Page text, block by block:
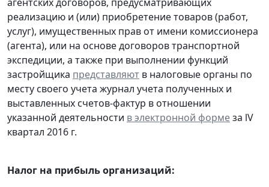
реализацию и (или) приобретение товаров (работ,
услуг), имущественных прав от имени комиссионера
(агента), или на основе договоров транспортной
экспедиции, а также при выполнении функций
застройщика представляют в налоговые органы по
месту своего учета журнал учета полученных и
выставленных счетов-фактур в отношении
указанной деятельности в электронной формеза lV
квартал 2016 г.
Налог на прибыль организаций: